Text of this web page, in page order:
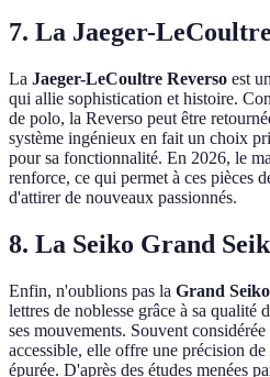
7. La Jaeger-
La Jaeger-LeCoultre Reverso est
qui allie sophistication et histoire.
de polo, la Reverso peut être
système ingénieux en fait un choix
pour sa fonctionnalité. En 2026, le
renforce, ce qui permet à ces pièces
d'attirer de nouveaux passionnés.
8. La Seiko Grand
Enfin, n'oublions pas la Grand Seiko
lettres de noblesse grâce à sa qualité
ses mouvements. Souvent
accessible, elle offre une précision
épurée. D'après des études menées